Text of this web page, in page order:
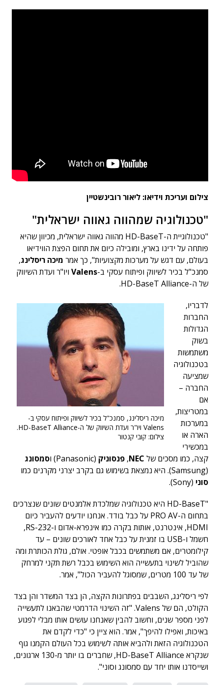
צילום ועריכת וידיאו: ליאור רובינשטיין
"טכנולוגיה שמהווה גאווה ישראלית"
"טכנולוגיית ה-HD-BaseT מהווה גאווה ישראלית, מכיוון שהיא
פותחה על ידינו בארץ, ומובילה כיום את תחום הפצת הווידיאו
בעולם, עם דגש על מערכות מקצועיות", כך אמר מיכה ריסלינג,
סמנכ"ל בכיר לשיווק ופיתוח עסקי ב-Valens ויו"ר ועדת השיווק
של ה-HD-BaseT Alliance.
מיכה ריסלינג, סמנכ"ל בכיר לשיווק ופיתוח עסקי ב-
Valens ויו"ר ועדת השיווק של ה-HD-BaseT Alliance.
צילום: קובי קנטור
לדבריו,
החברות
הגדולות
בשוק
משתמשות
בטכנולוגיה
שמציעה
החברה –
אם
במטריצות,
במערכות
הארה או
במכשירי
קצה, כמו מסכים של NEC
, פנסוניק (Panasonic) ו
סמסונג
(Samsung). היא נמצאת בשימוש גם בקרב יצרני מקרנים כמו
סוני (Sony).
"HD-BaseT היא טכנולוגיה שמלכדת אלמנטים שונים שנצרכים
בתחום ה-PRO AV על כבל בודד. אנחנו יודעים להעביר כיום
HDMI, אינטרנט, אותות בקרה כמו אינפרא-אדום ו-RS-232,
חשמל ו-USB בו זמנית על כבל אחד לאורכים שונים – עד
קילומטרים, אם משתמשים בכבל אופטי. אולם, גולת הכותרת ומה
שהוביל לשינוי בתעשייה הוא השימוש בכבל רשת תקני למרחק
של עד 100 מטרים, שמסוגל להעביר הכול", אמר.
לפי ריסלינג, השבבים בפתרונות הקצה, הן בצד המשדר והן בצד
הקולט, הם של Valens. "זה השינוי הדרמטי שהבאנו לתעשייה
לפני מספר שנים, וחשוב להבין שאנחנו עושים אותו מבלי לפגוע
באיכות, ואפילו להיפך", אמר. הוא ציין כי "כדי לקדם את
הטכנולוגיה הזאת ולהביא אותה לשימוש בכל העולם הקמנו גוף
שנקרא HD-BaseT Alliance, שחברים בו יותר מ-130 ארגונים,
ושייסדנו אותו יחד עם סמסונג וסוני".